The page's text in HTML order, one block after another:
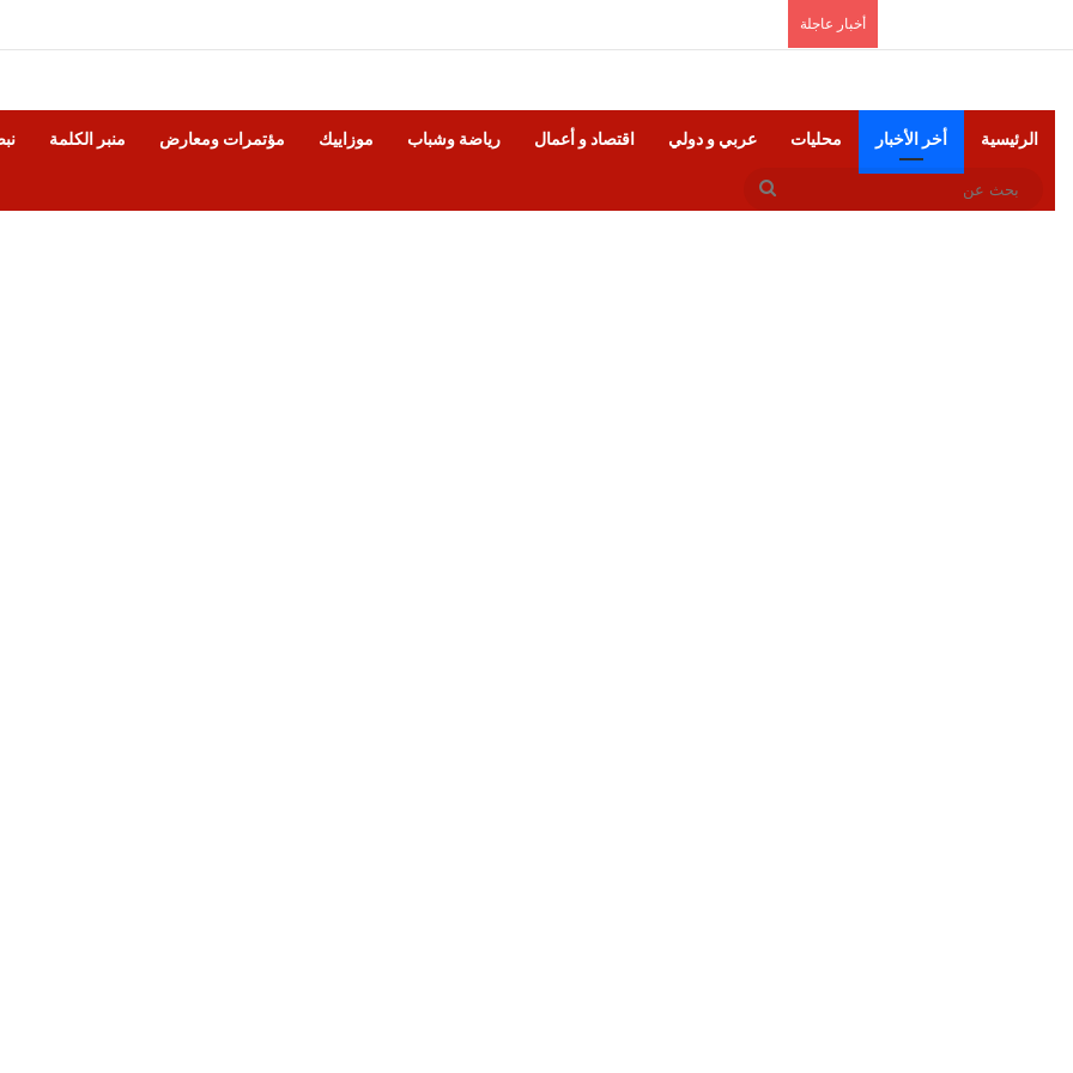
أخبار عاجلة
الرئيسية أخر الأخبار محليات عربي و دولي اقتصاد و أعمال رياضة وشباب موزاييك مؤتمرات ومعارض منبر الكلمة